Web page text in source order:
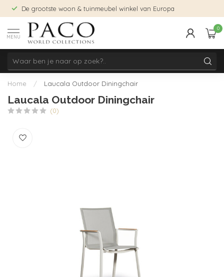
De grootste woon & tuinmeubel winkel van Europa
MENU
0
Home / Laucala Outdoor Diningchair
Laucala Outdoor Diningchair
(0)